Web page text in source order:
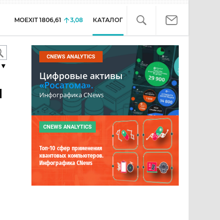
MOEXIT 1806,61 3,08 КАТАЛОГ
CNEWS ANALYTICS
Цифровые активы
«Росатома».
Инфографика CNews
CNEWS ANALYTICS
Топ-10 сфер применения
квантовых компьютеров.
Инфографика CNews